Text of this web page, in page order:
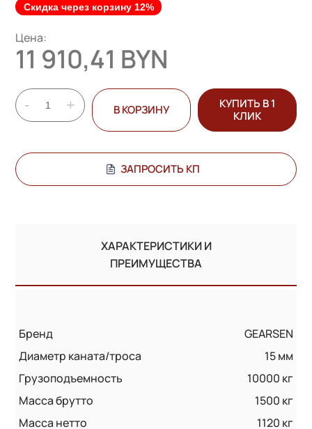
Скидка через корзину 12%
Цена:
11 910,41 BYN
- + В КОРЗИНУ
КУПИТЬ В 1
КЛИК
ЗАПРОСИТЬ КП
ХАРАКТЕРИСТИКИ И
ПРЕИМУЩЕСТВА
Бренд
GEARSEN
Диаметр каната/троса
15 мм
Грузоподъемность
10000 кг
Масса брутто
1500 кг
Масса нетто
1120 кг